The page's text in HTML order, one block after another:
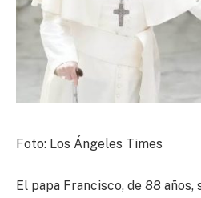
Foto: Los Ángeles Times
El papa Francisco, de 88